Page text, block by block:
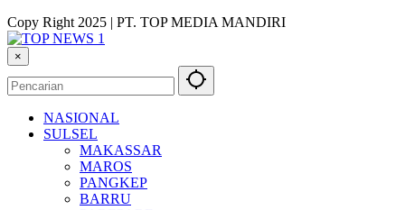
Copy Right 2025 | PT. TOP MEDIA MANDIRI
×
NASIONAL
SULSEL
MAKASSAR
MAROS
PANGKEP
BARRU